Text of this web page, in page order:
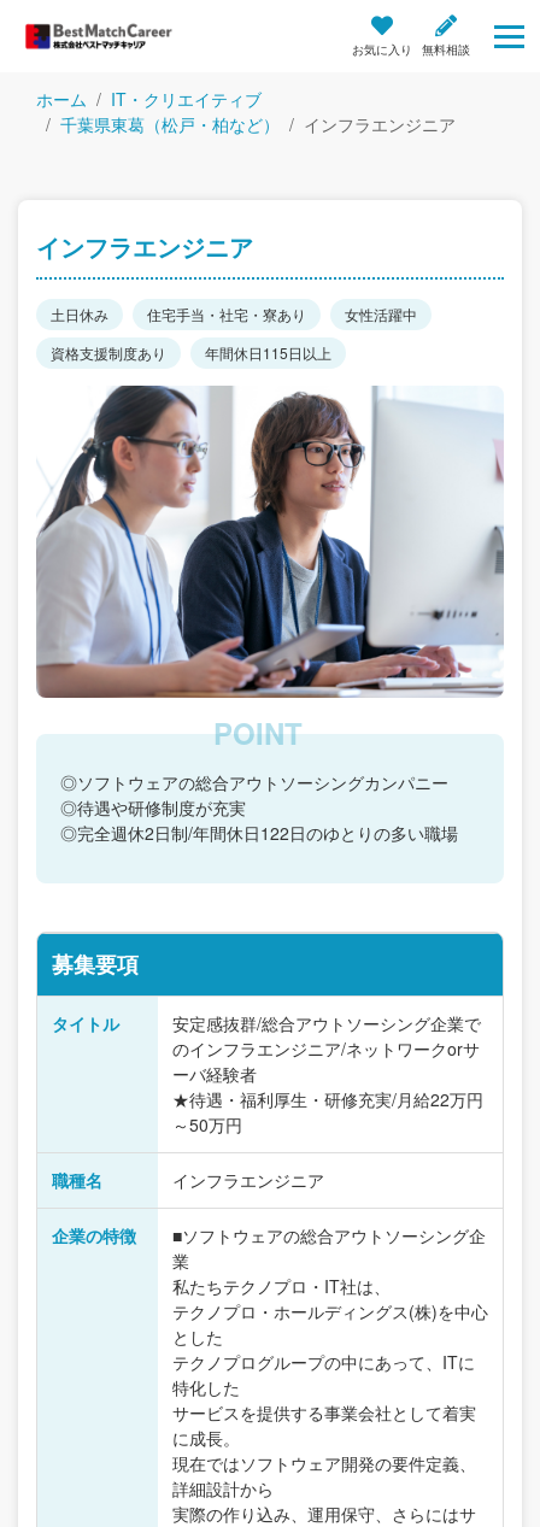
お気に入り 無料相談
ホーム
IT・クリエイティブ
千葉県東葛（松戸・柏など）
インフラエンジニア
インフラエンジニア
土日休み 住宅手当・社宅・寮あり
女性活躍中
資格支援制度あり
年間休日115日以上
◎ソフトウェアの総合アウトソーシングカンパニー
◎待遇や研修制度が充実
◎完全週休2日制/年間休日122日のゆとりの多い職場
募集要項
タイトル
安定感抜群/総合アウトソーシング企業で
のインフラエンジニア/ネットワークorサ
ーバ経験者
★待遇・福利厚生・研修充実/月給22万円
～50万円
職種名 インフラエンジニア
企業の特徴
■ソフトウェアの総合アウトソーシング企
業
私たちテクノプロ・IT社は、
テクノプロ・ホールディングス(株)を中心
とした
テクノプログループの中にあって、ITに
特化した
サービスを提供する事業会社として着実
に成長。
現在ではソフトウェア開発の要件定義、
詳細設計から
実際の作り込み、運用保守、さらにはサ